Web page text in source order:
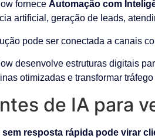
fornece Automação com
artificial, geração de leads,
pode ser conectada a canais
desenvolve estruturas digitais
otimizadas e transformar
de IA para
sem resposta rápida pode virar